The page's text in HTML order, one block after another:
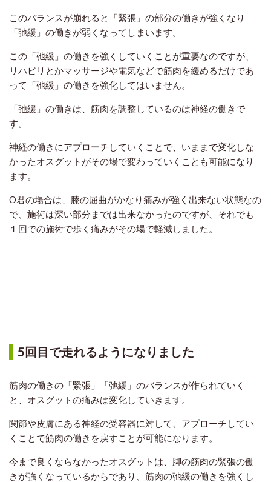
このバランスが崩れると「緊張」の部分の働きが強くなり
「弛緩」の働きが弱くなってしまいます。
この「弛緩」の働きを強くしていくことが重要なのですが、
リハビリとかマッサージや電気などで筋肉を緩めるだけであ
って「弛緩」の働きを強化してはいません。
「弛緩」の働きは、筋肉を調整しているのは神経の働きで
す。
神経の働きにアプローチしていくことで、いままで変化しな
かったオスグットがその場で変わっていくことも可能になり
ます。
O君の場合は、膝の屈曲がかなり痛みが強く出来ない状態なの
で、施術は深い部分までは出来なかったのですが、それでも
１回での施術で歩く痛みがその場で軽減しました。
5回目で走れるようになりました
筋肉の働きの「緊張」「弛緩」のバランスが作られていく
と、オスグットの痛みは変化していきます。
関節や皮膚にある神経の受容器に対して、アプローチしてい
くことで筋肉の働きを戻すことが可能になります。
今まで良くならなかったオスグットは、脚の筋肉の緊張の働
きが強くなっているからであり、筋肉の弛緩の働きを強くし